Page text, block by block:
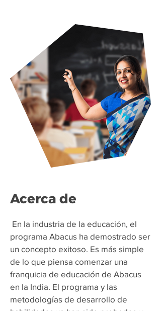
Acerca de
En la industria de la educación, el
programa Abacus ha demostrado ser
un concepto exitoso. Es más simple
de lo que piensa comenzar una
franquicia de educación de Abacus
en la India. El programa y las
metodologías de desarrollo de